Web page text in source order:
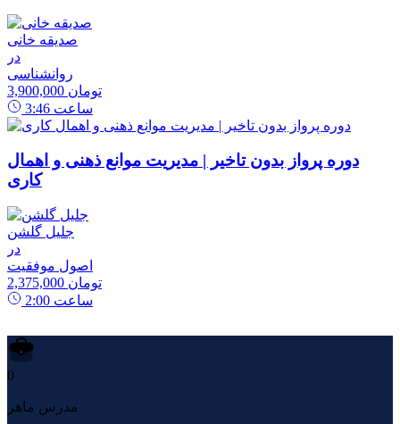
صدیقه خانی
در
روانشناسی
3,900,000 تومان
3:46 ساعت
دوره پرواز بدون تاخیر | مدیریت موانع ذهنی و اهمال
کاری
جلیل گلشن
در
اصول موفقیت
2,375,000 تومان
2:00 ساعت
0
مدرس ماهر